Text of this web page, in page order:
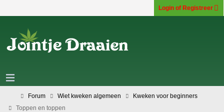
Login of Registreer
Forum Wiet kweken algemeen
Kweken voor beginners
Toppen en toppen